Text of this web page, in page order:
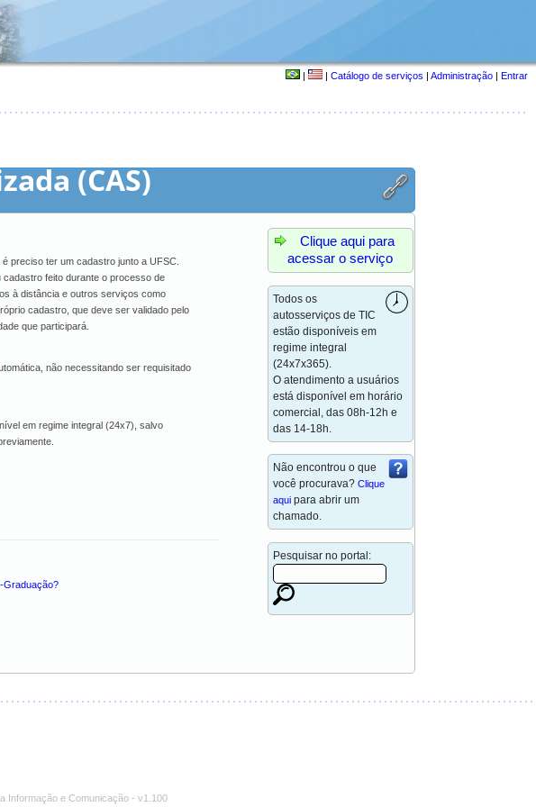
| | Catálogo de serviços | Administração | Entrar
(CAS)
Clique aqui para
acessar o serviço
Todos os
autosserviços de TIC
estão disponíveis em
regime integral
(24x7x365).
O atendimento a usuários
está disponível em horário
comercial, das 08h-12h e
das 14-18h.
Não encontrou o que
você procurava? Clique
aquipara abrir um
chamado.
Pesquisar no portal:
preciso ter um cadastro junto a UFSC.
feito durante o processo de
à distância e outros serviços como
cadastro, que deve ser validado pelo
que participará.
não necessitando ser requisitado
em regime integral (24x7), salvo
Graduação?
Informação e Comunicação- v1.100